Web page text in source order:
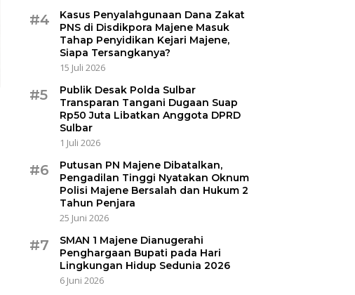
#4
Kasus Penyalahgunaan Dana Zakat
PNS di Disdikpora Majene Masuk
Tahap Penyidikan Kejari Majene,
Siapa Tersangkanya?
15 Juli 2026
#5
Publik Desak Polda Sulbar
Transparan Tangani Dugaan Suap
Rp50 Juta Libatkan Anggota DPRD
Sulbar
1 Juli 2026
#6
Putusan PN Majene Dibatalkan,
Pengadilan Tinggi Nyatakan Oknum
Polisi Majene Bersalah dan Hukum 2
Tahun Penjara
25 Juni 2026
#7
SMAN 1 Majene Dianugerahi
Penghargaan Bupati pada Hari
Lingkungan Hidup Sedunia 2026
6 Juni 2026